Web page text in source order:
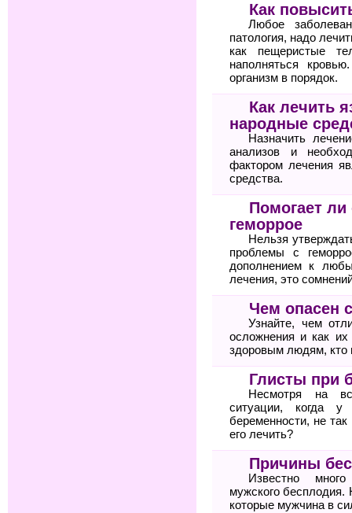
Как
Любое
патология, надо
как пещеристые
наполняться
организм в порядок.
Как лечить
народные
Назначить
анализов и
фактором лечения
средства.
Помогает
геморрое
Нельзя
проблемы с
дополнением к
лечения, это
Чем опасен
Узнайте, чем
осложнения и как
здоровым людям, кто
Глисты при
Несмотря на
ситуации, когда
беременности, не
его лечить?
Причины
Известно
мужского бесплодия.
которые мужчина в